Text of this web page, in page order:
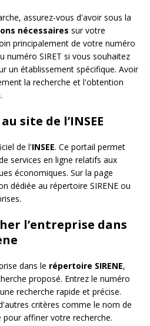
assurez-vous d'avoir sous la
nécessaires sur votre
principalement de votre numéro
numéro SIRET si vous souhaitez
un établissement spécifique. Avoir
la recherche et l'obtention
site de l’INSEE
de l'INSEE. Ce portail permet
services en ligne relatifs aux
économiques. Sur la page
dédiée au répertoire SIRENE ou
l’entreprise dans
dans le répertoire SIRENE,
proposé. Entrez le numéro
recherche rapide et précise.
critères comme le nom de
affiner votre recherche.